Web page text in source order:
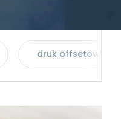
druk offsetowy